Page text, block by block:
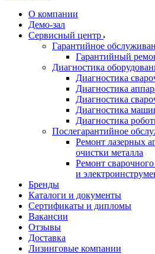
О компании
Демо-зал
Сервисный центр
Гарантийное
Гарантийный
Диагностика
Диагностика
Диагностика
Диагностика
Диагностика
Диагностика
Послегарантийное
Ремонт лазерных
очистки металла
Ремонт
и
Бренды
Каталоги и документы
Сертификаты и дипломы
Вакансии
Отзывы
Доставка
Лизинговые компании